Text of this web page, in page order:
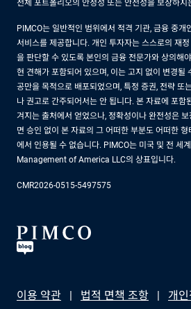
전체 포트폴리오의 안정성 또는 안전성을 보장하지
PIMCO는 일반적인 범위에서 적격 기관, 금융 중개
서비스를 제공합니다. 개인 투자자는 스스로의 재
을 판단할 수 있도록 본인의 금융 전문가와 상의해
현 견해가 포함되어 있으며, 이는 고지 없이 변경될
공만을 목적으로 배포되었으며, 특정 증권, 전략 또
나 권고로 간주되어서는 안 됩니다. 본 자료에 포함
겨지는 출처에서 얻었으나, 정확성이나 완전성은
면 승인 없이 본 자료의 그 어떠한 부분도 어떠한
에서 인용될 수 없습니다. PIMCO는 미국 및 전 세
Management of America LLC의 상표입니다.
CMR2026-0515-5497575
이용 약관 법적 면책 조항 개